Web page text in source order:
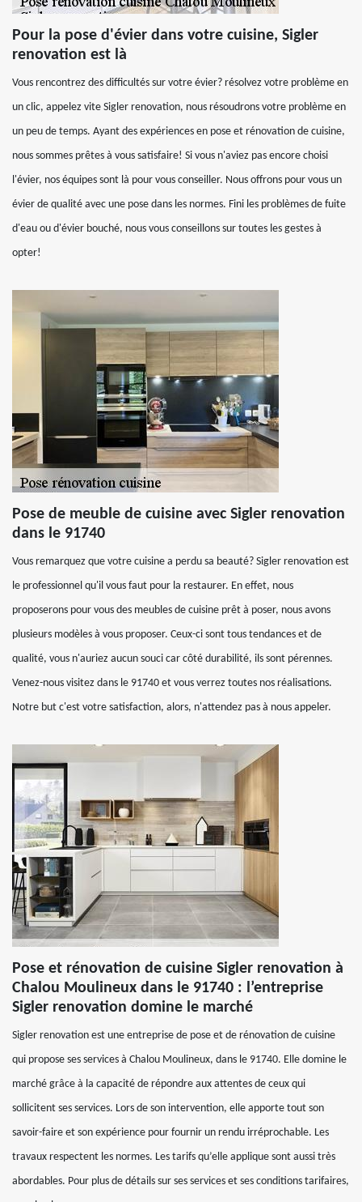
Pour la pose d'évier dans votre cuisine, Sigler
renovation est là
Vous rencontrez des difficultés sur votre évier? résolvez votre problème en
un clic, appelez vite Sigler renovation, nous résoudrons votre problème en
un peu de temps. Ayant des expériences en pose et rénovation de cuisine,
nous sommes prêtes à vous satisfaire! Si vous n'aviez pas encore choisi
l'évier, nos équipes sont là pour vous conseiller. Nous offrons pour vous un
évier de qualité avec une pose dans les normes. Fini les problèmes de fuite
d'eau ou d'évier bouché, nous vous conseillons sur toutes les gestes à
opter!
Pose de meuble de cuisine avec Sigler renovation
dans le 91740
Vous remarquez que votre cuisine a perdu sa beauté? Sigler renovation est
le professionnel qu'il vous faut pour la restaurer. En effet, nous
proposerons pour vous des meubles de cuisine prêt à poser, nous avons
plusieurs modèles à vous proposer. Ceux-ci sont tous tendances et de
qualité, vous n'auriez aucun souci car côté durabilité, ils sont pérennes.
Venez-nous visitez dans le 91740 et vous verrez toutes nos réalisations.
Notre but c'est votre satisfaction, alors, n'attendez pas à nous appeler.
Pose et rénovation de cuisine Sigler renovation à
Chalou Moulineux dans le 91740 : l’entreprise
Sigler renovation domine le marché
Sigler renovation est une entreprise de pose et de rénovation de cuisine
qui propose ses services à Chalou Moulineux, dans le 91740. Elle domine le
marché grâce à la capacité de répondre aux attentes de ceux qui
sollicitent ses services. Lors de son intervention, elle apporte tout son
savoir-faire et son expérience pour fournir un rendu irréprochable. Les
travaux respectent les normes. Les tarifs qu’elle applique sont aussi très
abordables. Pour plus de détails sur ses services et ses conditions tarifaires,